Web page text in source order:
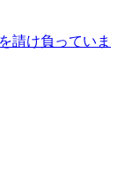
請け負っていま